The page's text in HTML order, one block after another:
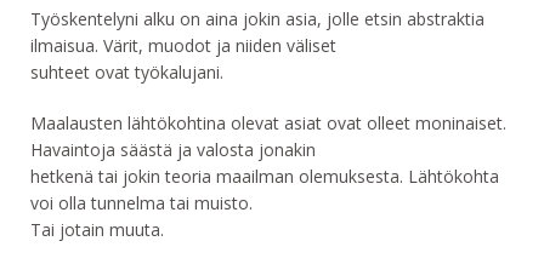
Työskentelyni alku on aina jokin asia, jolle etsin abstraktia
ilmaisua. Värit, muodot ja niiden väliset
suhteet ovat työkalujani.
Maalausten lähtökohtina olevat asiat ovat olleet moninaiset.
Havaintoja säästä ja valosta jonakin
hetkenä tai jokin teoria maailman olemuksesta. Lähtökohta
voi olla tunnelma tai muisto.
Tai jotain muuta.